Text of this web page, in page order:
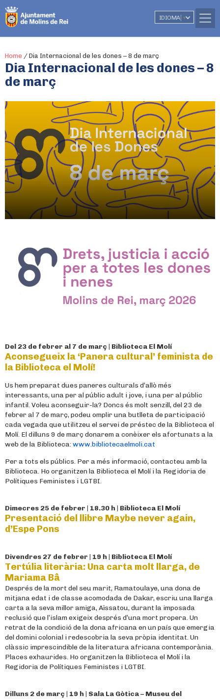
IDIOMA ▼
Home / Dia Internacional de les dones – 8 de març
Dia Internacional de les dones – 8
de març
Del 23 de febrer al 7 de març | Biblioteca El Molí
Aconsegueix la ‘Panera cultural’ feminista de
la Biblioteca el Molí!
Us hem preparat dues paneres culturals d’allò més
interessants, una per al públic adult i jove, i una per al públic
infantil. Voleu aconseguir-la? Doncs és molt senzill, del 23 de
febrer al 7 de març, podeu omplir una butlleta de participació
cada vegada que utilitzeu el servei de préstec de la Biblioteca el
Molí. El dilluns 9 de març donarem a conèixer els afortunats a la
web de la Biblioteca:www.bibliotecaelmoli.cat
Per a tots els públics. Per a més informació, contacteu amb la
Biblioteca. Ho organitzen la Biblioteca el Molí i la Regidoria de
Polítiques Feministes i LGTBI.
Dimecres 25 de febrer | 18.30 h | Biblioteca El Molí
Presentació del llibre Maybe never again,
d’Espe Pons
Divendres 27 de febrer | 19 h | Biblioteca El Molí
Tertúlia literària: Una carta molt llarga, de
Mariama Bâ
Després de la mort del seu marit, Ramatoulaye, una dona de
mitjana edat i de classe acomodada de Dakar, escriu una llarga
carta a la seva millor amiga, Aïssatou, durant la imposada
reclusió que l’islam exigeix després d’una mort propera. Un
retrat de la condició de la dona africana en un país que emergia
del domini colonial i redescobria la seva pròpia identitat. Un
clàssic imprescindible de la literatura africana contemporània.
Places exhaurides. Ho organitzen la Biblioteca el Molí i la
Regidoria de Polítiques Feministes i LGTBI.
Dilluns 2 de març | 19 h | Sala La Gòtica – Museu del